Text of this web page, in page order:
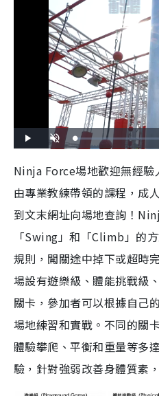
l
n
e
L
o
e
d
3
.
%
Ninja Force場地歡迎無經驗
由專業教練帶領的課程，成
到文末網址向場地查詢！
「Swing」和「Climb」的
規則，闖關途中掉下或超時
場設有遊樂級、體能挑戰級
關卡，參加者可以根據自己
場地練習和實戰。不同的關
體驗攀爬、平衡和重量等多
驗，針對強弱改善身體質素